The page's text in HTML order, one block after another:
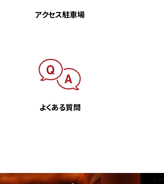
アクセス駐車場
よくある質問